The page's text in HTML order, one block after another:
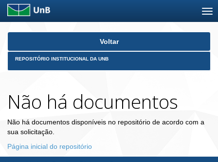
Skip
Voltar
REPOSITÓRIO INSTITUCIONAL DA UNB
Não há documentos
Não há documentos disponíveis no repositório de acordo com a
sua solicitação.
Página inicial do repositório